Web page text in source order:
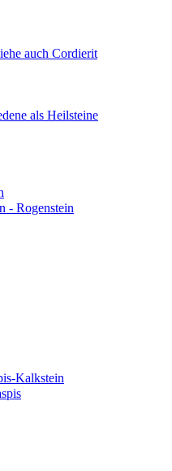
auch Cordierit
als Heilsteine
- Rogenstein
Kalkstein